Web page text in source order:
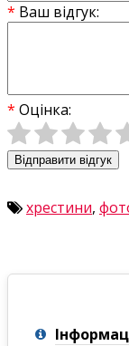
Ваш відгук:
Оцінка:
Відправити відгук
хрестини,